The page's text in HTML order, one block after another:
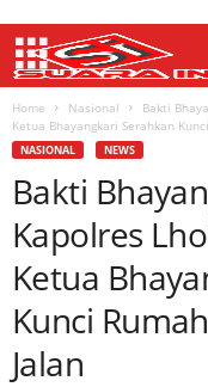
Home Nasional
Bakti
Ketua Bhayangkari Serahkan
NASIONAL NEWS
Bakti
Kapolres
Ketua
Kunci
Jalan